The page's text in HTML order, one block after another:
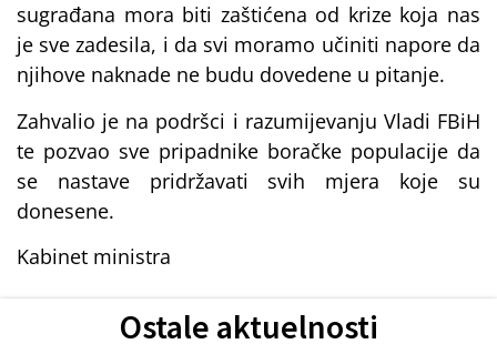
sugrađana mora biti zaštićena od krize koja nas
je sve zadesila, i da svi moramo učiniti napore da
njihove naknade ne budu dovedene u pitanje.
Zahvalio je na podršci i razumijevanju Vladi FBiH
te pozvao sve pripadnike boračke populacije da
se nastave pridržavati svih mjera koje su
donesene.
Kabinet ministra
Ostale aktuelnosti